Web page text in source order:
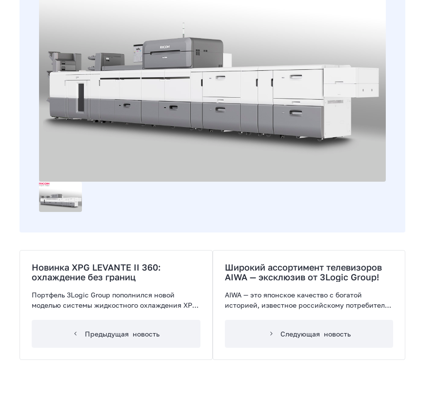
Новинка XPG LEVANTE II 360:
охлаждение без границ
Портфель 3Logic Group пополнился новой
моделью системы жидкостного охлаждения XPG
стильного дизайна и выгодной цены. Это делает
Предыдущая новость
Широкий ассортимент телевизоров
AIWA — эксклюзив от 3Logic Group!
AIWA — это японское качество с богатой
историей, известное российскому потребителю
Следующая новость